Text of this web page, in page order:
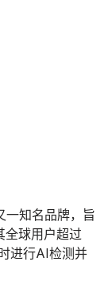
知名品牌，旨
全球用户超过
进行AI检测并